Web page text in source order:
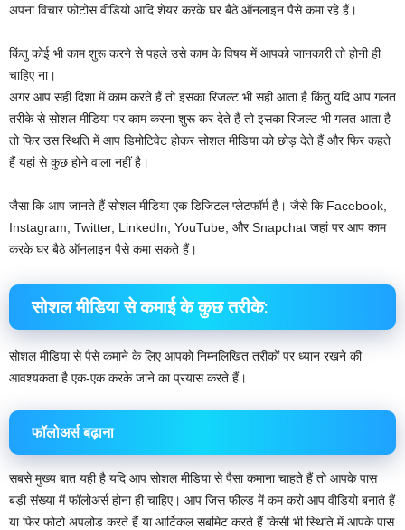
अपना विचार फोटोस वीडियो आदि शेयर करके घर बैठे ऑनलाइन पैसे कमा रहे हैं।
किंतु कोई भी काम शुरू करने से पहले उसे काम के विषय में आपको जानकारी तो होनी ही
चाहिए ना।
अगर आप सही दिशा में काम करते हैं तो इसका रिजल्ट भी सही आता है किंतु यदि आप गलत
तरीके से सोशल मीडिया पर काम करना शुरू कर देते हैं तो इसका रिजल्ट भी गलत आता है
तो फिर उस स्थिति में आप डिमोटिवेट होकर सोशल मीडिया को छोड़ देते हैं और फिर कहते
हैं यहां से कुछ होने वाला नहीं है।
जैसा कि आप जानते हैं सोशल मीडिया एक डिजिटल प्लेटफॉर्म है। जैसे कि Facebook,
Instagram, Twitter, LinkedIn, YouTube, और Snapchat जहां पर आप काम
करके घर बैठे ऑनलाइन पैसे कमा सकते हैं।
सोशल मीडिया से कमाई के कुछ तरीके:
सोशल मीडिया से पैसे कमाने के लिए आपको निम्नलिखित तरीकों पर ध्यान रखने की
आवश्यकता है एक-एक करके जाने का प्रयास करते हैं।
फॉलोअर्स बढ़ाना
सबसे मुख्य बात यही है यदि आप सोशल मीडिया से पैसा कमाना चाहते हैं तो आपके पास
बड़ी संख्या में फॉलोअर्स होना ही चाहिए। आप जिस फील्ड में कम करो आप वीडियो बनाते हैं
या फिर फोटो अपलोड करते हैं या आर्टिकल सबमिट करते हैं किसी भी स्थिति में आपके पास